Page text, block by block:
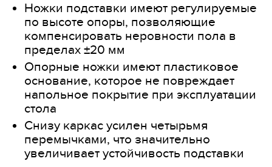
Ножки подставки имеют регулируемые
по высоте опоры, позволяющие
компенсировать неровности пола в
пределах ±20 мм
Опорные ножки имеют пластиковое
основание, которое не повреждает
напольное покрытие при эксплуатации
стола
Снизу каркас усилен четырьмя
перемычками, что значительно
увеличивает устойчивость подставки